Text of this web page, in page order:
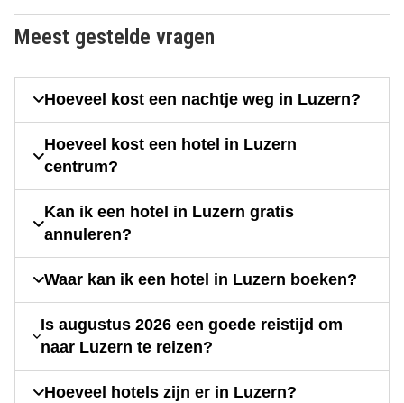
Meest gestelde vragen
Hoeveel kost een nachtje weg in Luzern?
Hoeveel kost een hotel in Luzern
centrum?
Kan ik een hotel in Luzern gratis
annuleren?
Waar kan ik een hotel in Luzern boeken?
Is augustus 2026 een goede reistijd om
naar Luzern te reizen?
Hoeveel hotels zijn er in Luzern?